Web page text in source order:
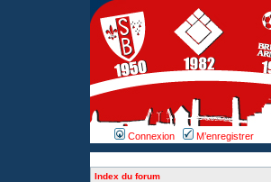
Connexion M’enregistrer
Index du forum